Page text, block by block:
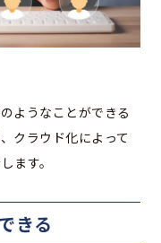
ようなことができる
クラウド化によって
ます。
きる